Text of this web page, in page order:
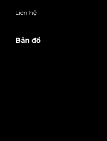
Liên hệ
Bản đồ